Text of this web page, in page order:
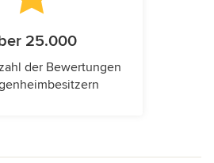
25.000
der Bewertungen